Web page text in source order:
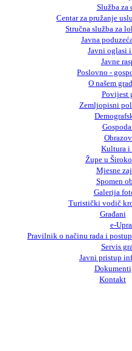
Služba
Centar za pružanje
Stručna služba za
Javna
Javni oglasi
Javne
Poslovno -
O našem
Povijest
Zemljopisni
Kultura i
Župe u
Mjesne
Spomen
Galerija
Turistički vodič
Građani
e-
Pravilnik o načinu rada i
Servis
Javni pristup
Dokumenti
Kontakt